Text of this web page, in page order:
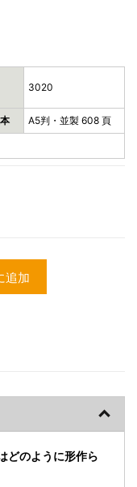
3020
A5判・並製 608 頁
追加
どのように形作ら